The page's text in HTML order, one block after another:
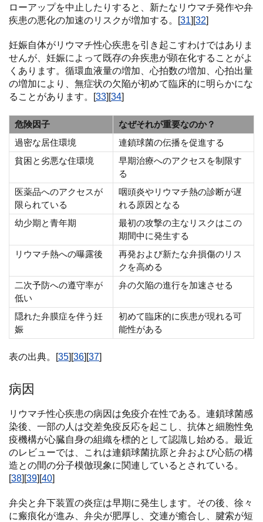
ローアップを中止したりすると、新たなリウマチ発作や弁
疾患の悪化の加速のリスクが増加する。[31][32]
妊娠自体がリウマチ性心疾患を引き起こすわけではありま
せんが、妊娠によって既存の弁疾患が顕在化することがよ
くあります。循環血液量の増加、心拍数の増加、心拍出量
の増加により、無症状の欠陥が初めて臨床的に明らかにな
ることがあります。[33][34]
危険因子
なぜそれが重要なのか？
過密な居住環境
連鎖球菌の伝播を促進する
貧困と劣悪な住環境
早期治療へのアクセスを制限す
る
医薬品へのアクセスが
限られている
咽頭炎やリウマチ熱の診断が遅
れる原因となる
幼少期と青年期
最初の攻撃の主なリスクはこの
期間中に発生する
リウマチ熱への曝露後
再発および新たな弁損傷のリス
クを高める
二次予防への遵守率が
低い
弁の欠陥の進行を加速させる
隠れた弁膜症を伴う妊
娠
初めて臨床的に疾患が現れる可
能性がある
表の出典。[35][36][37]
病因
リウマチ性心疾患の病因は免疫介在性である。連鎖球菌感
染後、一部の人は交差免疫反応を起こし、抗体と細胞性免
疫機構が心臓自身の組織を標的として認識し始める。最近
のレビューでは、これは連鎖球菌抗原と弁および心筋の構
造との間の分子模倣現象に関連しているとされている。
[38][39][40]
弁尖と弁下装置の炎症は早期に発生します。その後、徐々
に瘢痕化が進み、弁尖が肥厚し、交連が癒合し、腱索が短